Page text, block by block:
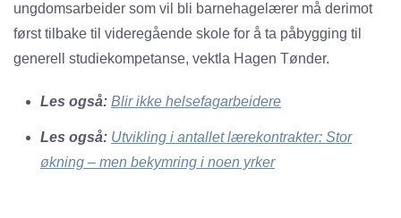
ungdomsarbeider som vil bli barnehagelærer må derimot
først tilbake til videregående skole for å ta påbygging til
generell studiekompetanse, vektla Hagen Tønder.
Les også: Blir ikke helsefagarbeidere
Les også: Utvikling i antallet lærekontrakter: Stor
økning – men bekymring i noen yrker